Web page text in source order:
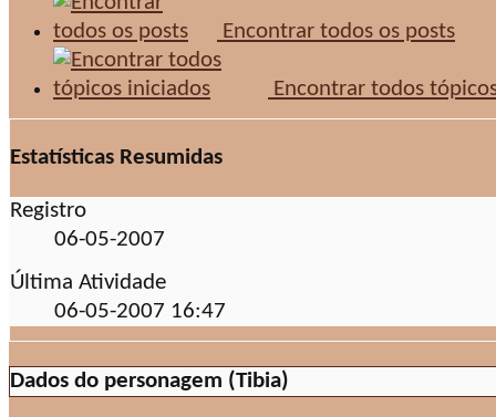
Encontrar todos os posts
Encontrar todos
Estatísticas Resumidas
Registro
06-05-2007
Última Atividade
06-05-2007 16:47
Dados do personagem (Tibia)